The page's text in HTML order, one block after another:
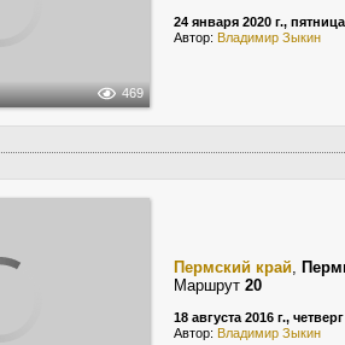
469
24 января 2020 г., пятница
Автор: Владимир Зыкин
Пермский край,
Маршрут 20
18 августа 2016 г., четверг
Автор: Владимир Зыкин